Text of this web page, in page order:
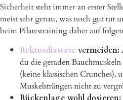
Sicherheit steht immer an erster
meist sehr genau, was noch gut tut
beim Pilatestraining daher auf
Rektusdiastase vermeiden:
du die geraden
(keine klassischen Crunches),
Muskelsträngen nicht zu
Rückenlage wohl dosieren: